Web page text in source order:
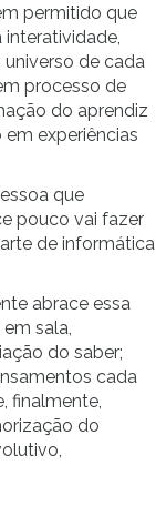
permitido que
de cada
processo de
do aprendiz
experiências
que
pouco vai fazer
de informática
abrace essa
sala,
do saber;
cada
finalmente,
do